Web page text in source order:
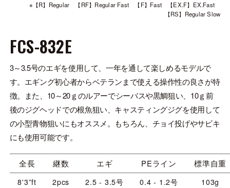
※【R】Regular 【RF】Regular Fast 【F】Fast 【EX.F】EX.Fast
【RS】Regular Slow
FCS-832E
3～3.5号のエギを使用して、一年を通して楽しめるモデルで
す。エギング初心者からベテランまで使える操作性の良さが特
徴。また、10～20ｇのルアーでシーバスや黒鯛狙い、10ｇ前
後のジグヘッドでの根魚狙い、キャスティングジグを使用して
の小型青物狙いにもオススメ。もちろん、チョイ投げやサビキ
にも使用可能です。
全長 継数 エギ PEライン 標準自重
8'3”ft 2pcs 2.5 - 3.5号 0.4 - 1.2号 103g